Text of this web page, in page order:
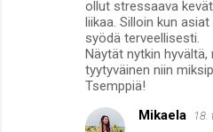
ollut stressaava
liikaa. Silloin kun
syödä terveellisesti.
Näytät nytkin
tyytyväinen niin
Tsemppiä!
Mikaela 18.